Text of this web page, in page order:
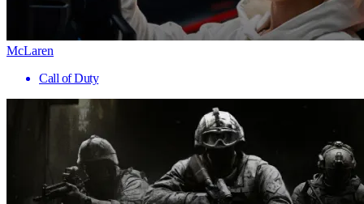
McLaren
Call of Duty